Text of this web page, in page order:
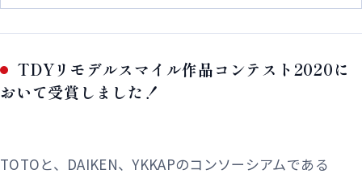
TDYリモデルスマイル作品コンテスト2020に
おいて受賞しました！
TOTOと、DAIKEN、YKKAPのコンソーシアムである